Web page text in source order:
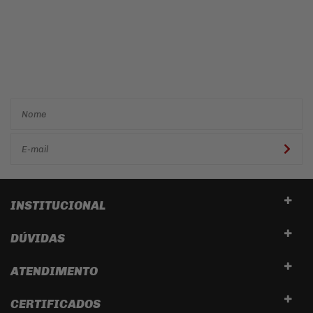
INSTITUCIONAL
DÚVIDAS
ATENDIMENTO
CERTIFICADOS